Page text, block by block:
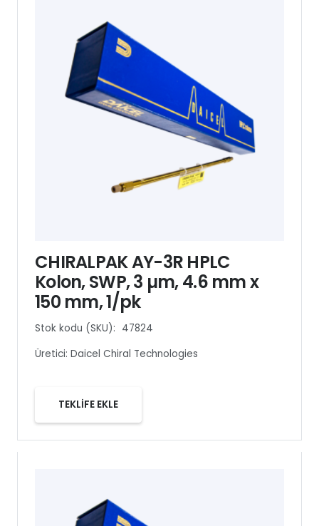
CHIRALPAK AY-3R HPLC
Kolon, SWP, 3 µm, 4.6 mm x
150 mm, 1/pk
Stok kodu (SKU): 47824
Üretici: Daicel Chiral Technologies
TEKLİFE EKLE